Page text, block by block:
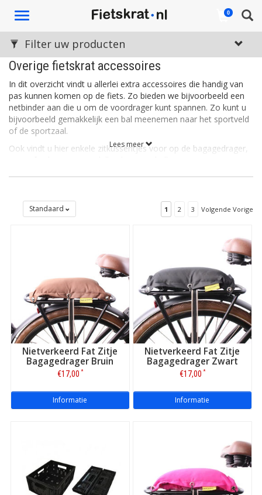
Toggle
0
Overige fietskrat accessoires
In dit overzicht vindt u allerlei extra accessoires die handig van
pas kunnen komen op de fiets. Zo bieden we bijvoorbeeld een
netbinder aan die u om de voordrager kunt spannen. Zo kunt u
bijvoorbeeld gemakkelijk een bal meenemen naar het sportveld
of de sportzaal.
Ook vindt u hier enkele zitkussentjes voor op de bagagedrager,
Lees meer
Filter uw producten
Standaard 1 2 3 Volgende Vorige
Nietverkeerd Fat Zitje
Bagagedrager Bruin
€17,00 *
Informatie
Nietverkeerd Fat Zitje
Bagagedrager Zwart
€17,00 *
Informatie